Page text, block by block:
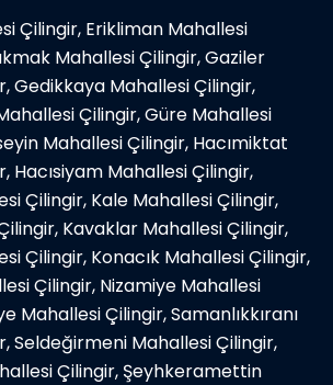
Çilingir, Erikliman Mahallesi
Mahallesi Çilingir, Gaziler
Gedikkaya Mahallesi Çilingir,
Çilingir, Güre Mahallesi
Mahallesi Çilingir, Hacımiktat
Hacısiyam Mahallesi Çilingir,
Çilingir, Kale Mahallesi Çilingir,
Kavaklar Mahallesi Çilingir,
Çilingir, Konacık Mahallesi Çilingir,
Çilingir, Nizamiye Mahallesi
Mahallesi Çilingir, Samanlıkkıranı
Seldeğirmeni Mahallesi Çilingir,
Çilingir, Şeyhkeramettin